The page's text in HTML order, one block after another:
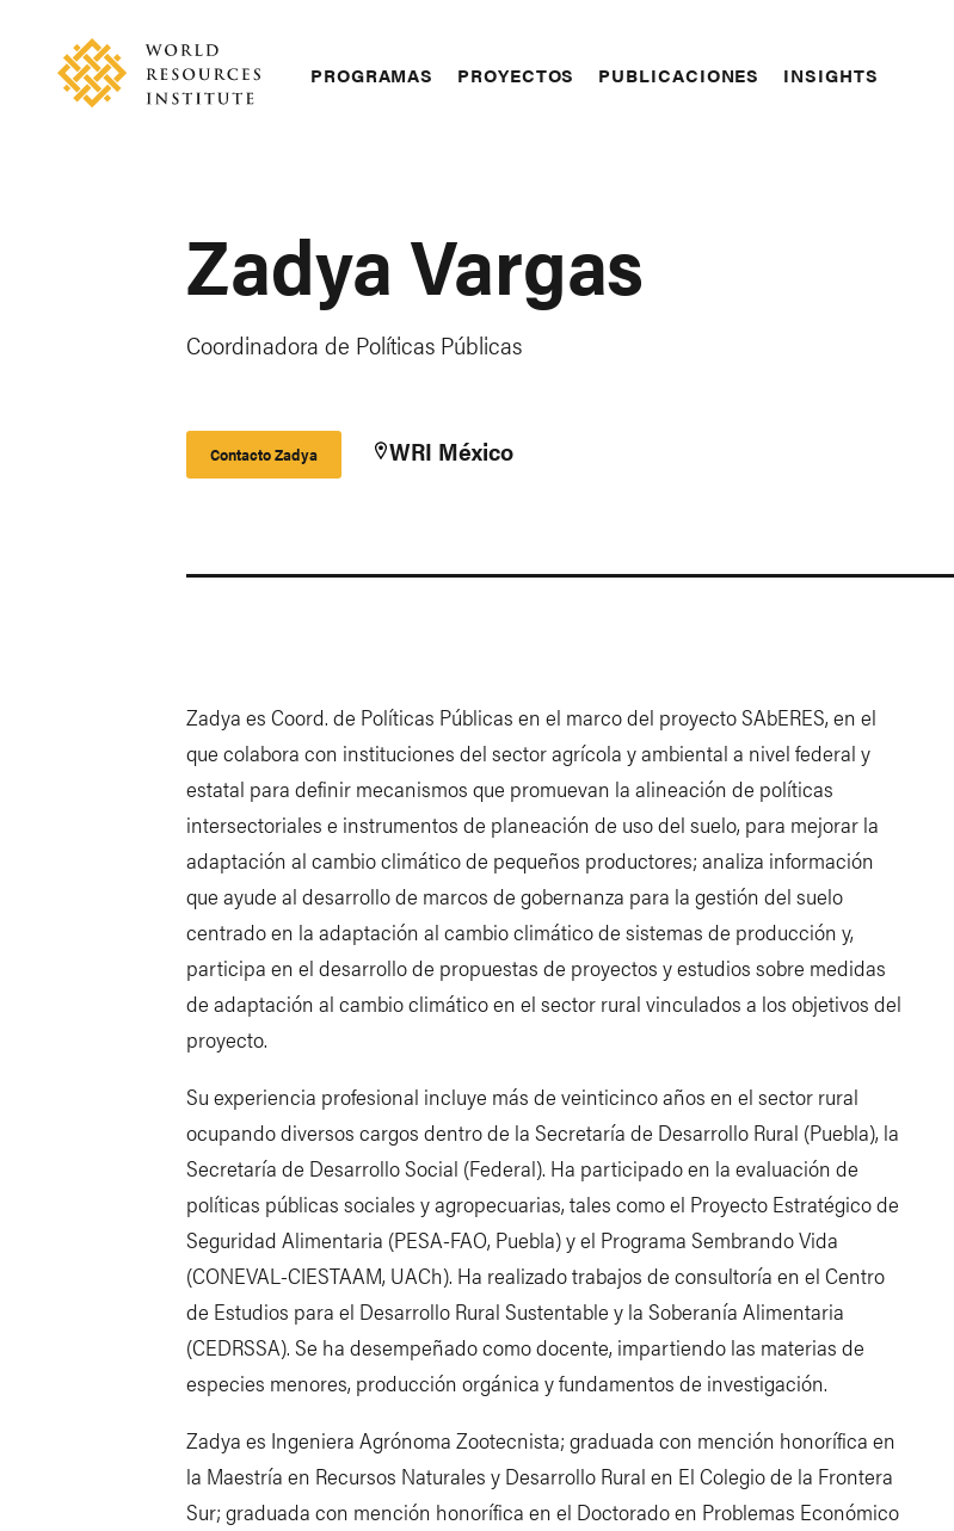
content
Main
PROGRAMAS PROYECTOS PUBLICACIONES INSIGHTS
Zadya Vargas
Coordinadora de Políticas Públicas
Contacto Zadya WRI México
Zadya es Coord. de Políticas Públicas en el marco del proyecto SAbERES, en el
que colabora con instituciones del sector agrícola y ambiental a nivel federal y
estatal para definir mecanismos que promuevan la alineación de políticas
intersectoriales e instrumentos de planeación de uso del suelo, para mejorar la
adaptación al cambio climático de pequeños productores; analiza información
que ayude al desarrollo de marcos de gobernanza para la gestión del suelo
centrado en la adaptación al cambio climático de sistemas de producción y,
participa en el desarrollo de propuestas de proyectos y estudios sobre medidas
de adaptación al cambio climático en el sector rural vinculados a los objetivos del
proyecto.
Su experiencia profesional incluye más de veinticinco años en el sector rural
ocupando diversos cargos dentro de la Secretaría de Desarrollo Rural (Puebla), la
Secretaría de Desarrollo Social (Federal). Ha participado en la evaluación de
políticas públicas sociales y agropecuarias, tales como el Proyecto Estratégico de
Seguridad Alimentaria (PESA-FAO, Puebla) y el Programa Sembrando Vida
(CONEVAL-CIESTAAM, UACh). Ha realizado trabajos de consultoría en el Centro
de Estudios para el Desarrollo Rural Sustentable y la Soberanía Alimentaria
(CEDRSSA). Se ha desempeñado como docente, impartiendo las materias de
especies menores, producción orgánica y fundamentos de investigación.
Zadya es Ingeniera Agrónoma Zootecnista; graduada con mención honorífica en
la Maestría en Recursos Naturales y Desarrollo Rural en El Colegio de la Frontera
Sur; graduada con mención honorífica en el Doctorado en Problemas Económico